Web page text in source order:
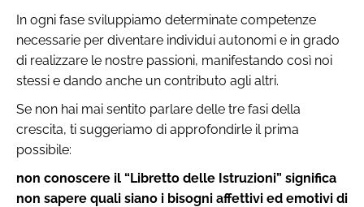
In ogni fase sviluppiamo determinate competenze
necessarie per diventare individui autonomi e in grado
di realizzare le nostre passioni, manifestando così noi
stessi e dando anche un contributo agli altri.
Se non hai mai sentito parlare delle tre fasi della
crescita, ti suggeriamo di approfondirle il prima
possibile:
non conoscere il “Libretto delle Istruzioni” significa
non sapere quali siano i bisogni affettivi ed emotivi di